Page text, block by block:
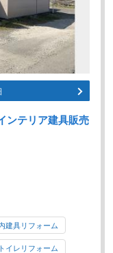
ンテリア建具販売
建具リフォーム
イレリフォーム